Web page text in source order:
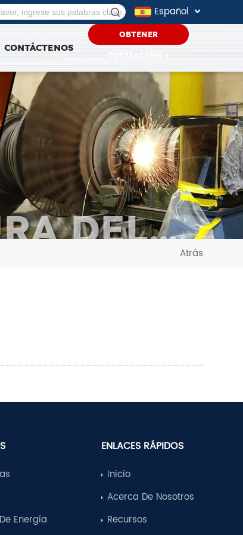
Español
CONTÁCTENOS
OBTENER
DEL
Atrás
Energía
ENLACES RÁPIDOS
Inicio
Acerca De Nosotros
Recursos